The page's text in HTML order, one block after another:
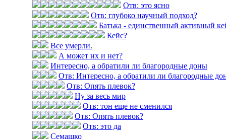
Отв: это ясно
Отв: глубоко научный подход?
Батька - единственный активный
Кейс?
Все умерли.
А может их и нет?
Интересно, а обратили ли благородные доны
Отв: Интересно, а обратили ли благородные
Отв: Опять плевок?
Ну за весь мир
Отв: тон еще не сменился
Отв: Опять плевок?
Отв: это да
Семашко